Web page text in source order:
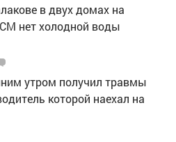
в двух домах на
нет холодной воды
утром получил травмы
которой наехал на